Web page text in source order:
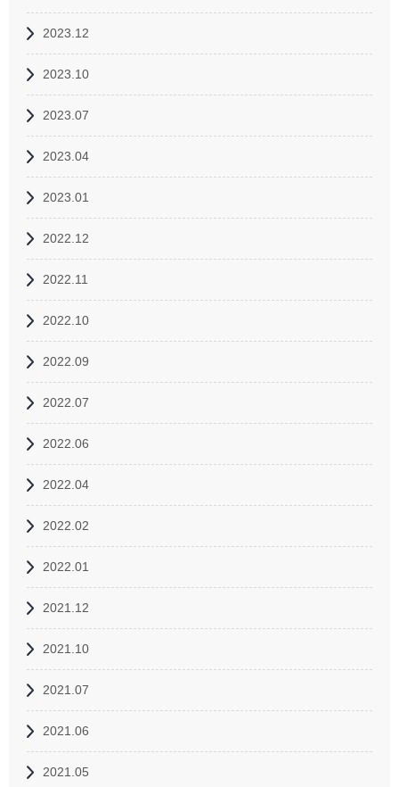
2023.12
2023.10
2023.07
2023.04
2023.01
2022.12
2022.11
2022.10
2022.09
2022.07
2022.06
2022.04
2022.02
2022.01
2021.12
2021.10
2021.07
2021.06
2021.05